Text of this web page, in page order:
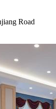
Road